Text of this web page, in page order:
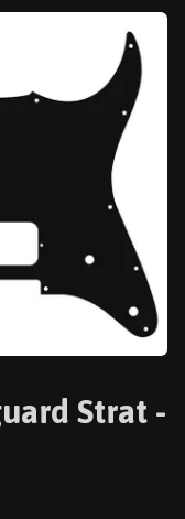
Strat -